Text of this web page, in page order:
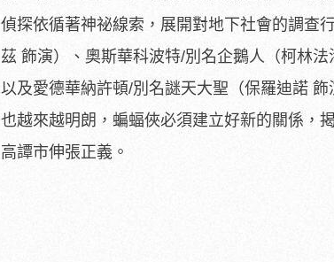
偵探依循著神祕線索， 展開對地下社會的調查
茲 飾演）、奧斯華科波特/別名企鵝人（柯林
以及愛德華納許頓/別名謎天大聖（保羅迪諾
也越來越明朗， 蝙蝠俠必須建立好新的關係，
高譚市伸張正義。